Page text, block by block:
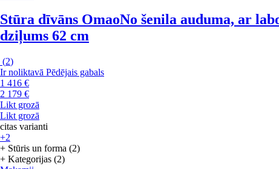
Stūra dīvāns OmaoNo šenila auduma, ar
dziļums 62 cm
(2)
Ir noliktavā Pēdējais gabals
1 416 €
2 179 €
Likt grozā
Likt grozā
citas varianti
+2
+ Stūris un forma (2)
+ Kategorijas (2)